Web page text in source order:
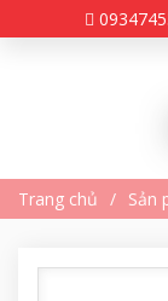
Trang chủ Sản